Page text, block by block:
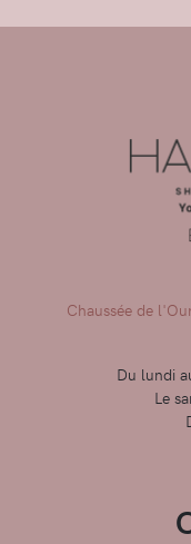
Chaussée de
Du lundi
Le